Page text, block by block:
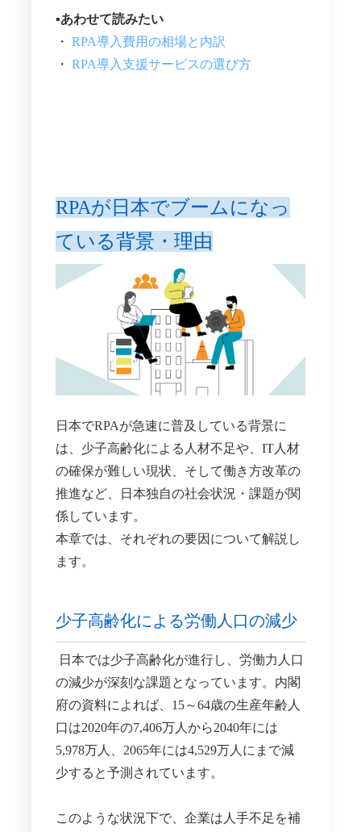
▪️あわせて読みたい
・ RPA導入費用の相場と内訳
・ RPA導入支援サービスの選び方
RPAが日本でブームになっ
ている背景・理由
日本でRPAが急速に普及している背景に
は、少子高齢化による人材不足や、IT人材
の確保が難しい現状、そして働き方改革の
推進など、日本独自の社会状況・課題が関
係しています。
本章では、それぞれの要因について解説し
ます。
少子高齢化による労働人口の減少
日本では少子高齢化が進行し、労働力人口
の減少が深刻な課題となっています。内閣
府の資料によれば、15～64歳の生産年齢人
口は2020年の7,406万人から2040年には
5,978万人、2065年には4,529万人にまで減
少すると予測されています。
​このような状況下で、企業は人手不足を補